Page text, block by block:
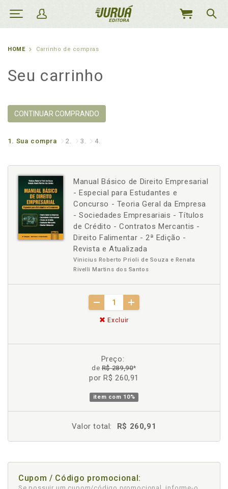
MEU
HOME Carrinho de compras
Seu carrinho
CONTINUAR COMPRANDO
1. Sua compra 2. 3. 4.
Manual Básico de Direito Empresarial
- Especial para Estudantes e
Concurso - Teoria Geral da Empresa
- Sociedades Empresariais - Títulos
de Crédito - Contratos Mercantis -
Direito Falimentar - 2ª Edição -
Revista e Atualizada
Vinicius Roberto Prioli de Souza e Renata
Rivelli Martins dos Santos
Excluir
Preço:
deR$ 289,90*
por R$ 260,91
item com 10%
Valor total: R$ 260,91
Cupom / Código promocional: